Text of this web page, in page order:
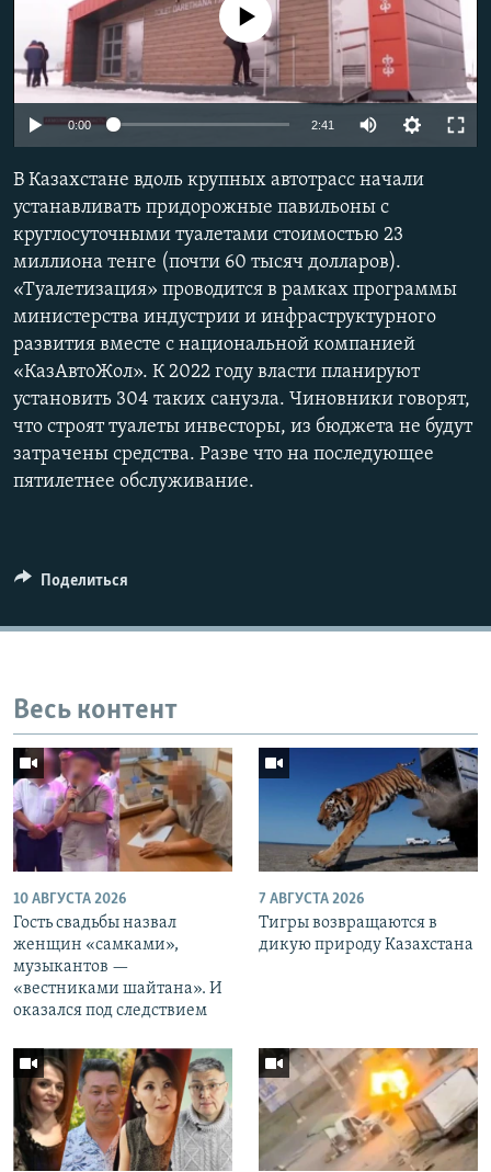
No media source currently available
0:00 2:41
В Казахстане вдоль крупных автотрасс начали
устанавливать придорожные павильоны с
круглосуточными туалетами стоимостью 23
миллиона тенге (почти 60 тысяч долларов).
«Туалетизация» проводится в рамках программы
министерства индустрии и инфраструктурного
развития вместе с национальной компанией
«КазАвтоЖол». К 2022 году власти планируют
установить 304 таких санузла. Чиновники говорят,
что строят туалеты инвесторы, из бюджета не будут
затрачены средства. Разве что на последующее
пятилетнее обслуживание.
Поделиться
Весь контент
10 АВГУСТА 2026
Гость свадьбы назвал
женщин «самками»,
музыкантов —
«вестниками шайтана». И
оказался под следствием
7 АВГУСТА 2026
Тигры возвращаются в
дикую природу Казахстана